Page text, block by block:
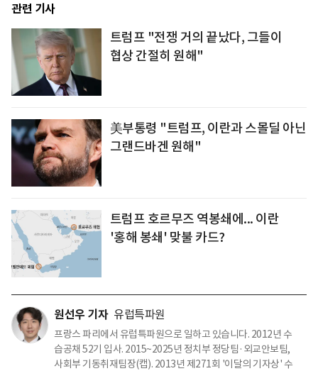
관련 기사
트럼프 "전쟁 거의 끝났다, 그들이
협상 간절히 원해"
美부통령 "트럼프, 이란과 스몰딜 아닌
그랜드바겐 원해"
트럼프 호르무즈 역봉쇄에... 이란
'홍해 봉쇄' 맞불 카드?
원선우 기자 유럽특파원
프랑스 파리에서 유럽특파원으로 일하고 있습니다. 2012년 수
습공채 52기 입사. 2015~2025년 정치부 정당팀·외교안보팀,
사회부 기동취재팀장(캡). 2013년 제271회 '이달의 기자상' 수